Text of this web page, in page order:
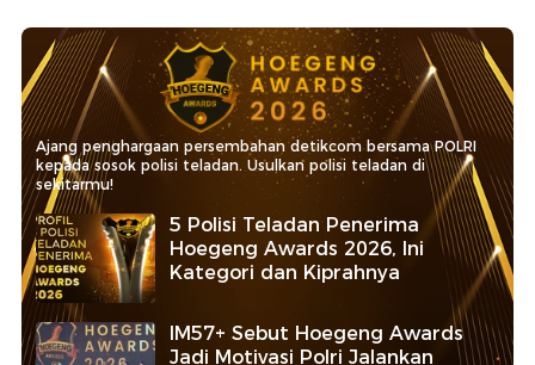
Ajang penghargaan persembahan detikcom bersama POLRI
kepada sosok polisi teladan. Usulkan polisi teladan di
sekitarmu!
5 Polisi Teladan Penerima
Hoegeng Awards 2026, Ini
Kategori dan Kiprahnya
IM57+ Sebut Hoegeng Awards
Jadi Motivasi Polri Jalankan